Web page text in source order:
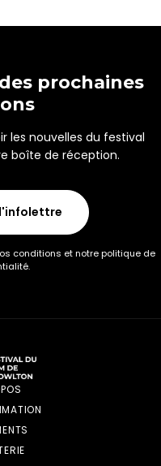
prochaines
les nouvelles du festival
boîte de réception.
conditions et notre politique de